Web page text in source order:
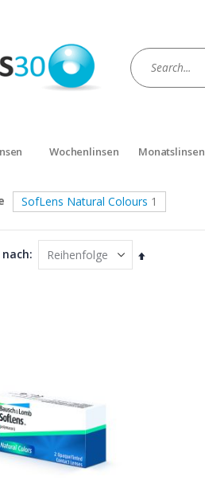
Wochenlinsen Monatslinsen
SofLens Natural Colours 1
Absteigend